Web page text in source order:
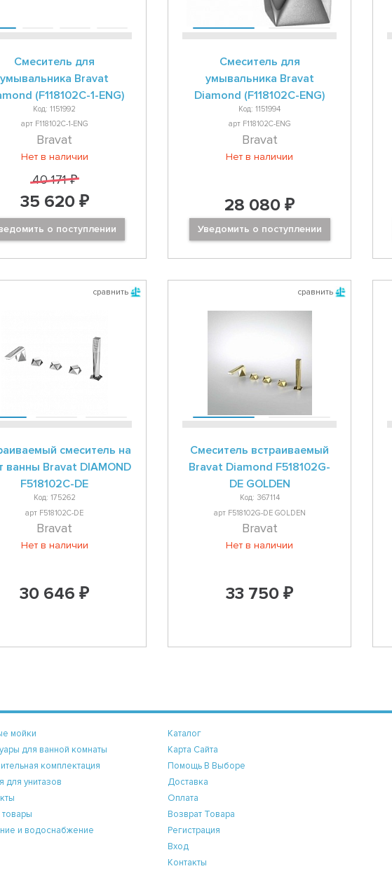
Смеситель для
умывальника Bravat
(F118102C-1-ENG)
Код: 1151992
арт F118102C-1-ENG
Bravat
Нет в наличии
40 171 ₽
35 620 ₽
о поступлении
Смеситель для
умывальника Bravat
Diamond (F118102C-ENG)
Код: 1151994
арт F118102C-ENG
Bravat
Нет в наличии
28 080 ₽
Уведомить о поступлении
сравнить
смеситель на
ванны Bravat DIAMOND
F518102C-DE
Код: 175262
арт F518102C-DE
Bravat
Нет в наличии
30 646 ₽
сравнить
Смеситель встраиваемый
Bravat Diamond F518102G-
DE GOLDEN
Код: 367114
арт F518102G-DE GOLDEN
Bravat
Нет в наличии
33 750 ₽
мойки
для ванной комнаты
комплектация
для унитазов
и водоснабжение
Каталог
Карта Сайта
Помощь В Выборе
Доставка
Оплата
Возврат Товара
Регистрация
Вход
Контакты